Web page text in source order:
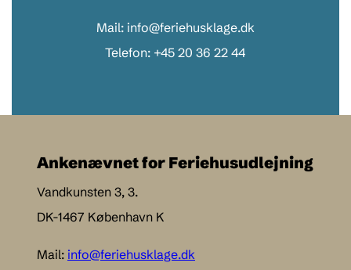
Mail: info@feriehusklage.dk
Telefon: +45 20 36 22 44
Ankenævnet for Feriehusudlejning
Vandkunsten 3, 3.
DK-1467 København K
Mail: info@feriehusklage.dk